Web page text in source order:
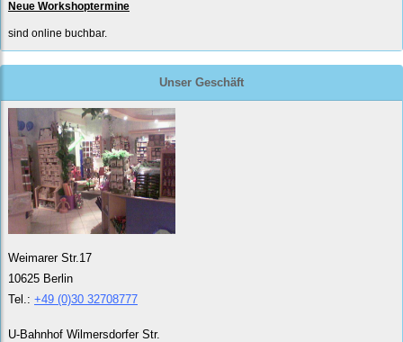
Neue Workshoptermine
sind online buchbar.
Unser Geschäft
Weimarer Str.17
10625 Berlin
Tel.: +49 (0)30 32708777
U-Bahnhof Wilmersdorfer Str.